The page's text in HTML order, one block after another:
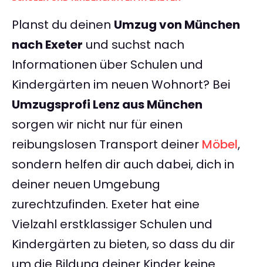
Planst du deinen Umzug von München
nach Exeter und suchst nach
Informationen über Schulen und
Kindergärten im neuen Wohnort? Bei
Umzugsprofi Lenz aus München
sorgen wir nicht nur für einen
reibungslosen Transport deiner Möbel,
sondern helfen dir auch dabei, dich in
deiner neuen Umgebung
zurechtzufinden. Exeter hat eine
Vielzahl erstklassiger Schulen und
Kindergärten zu bieten, so dass du dir